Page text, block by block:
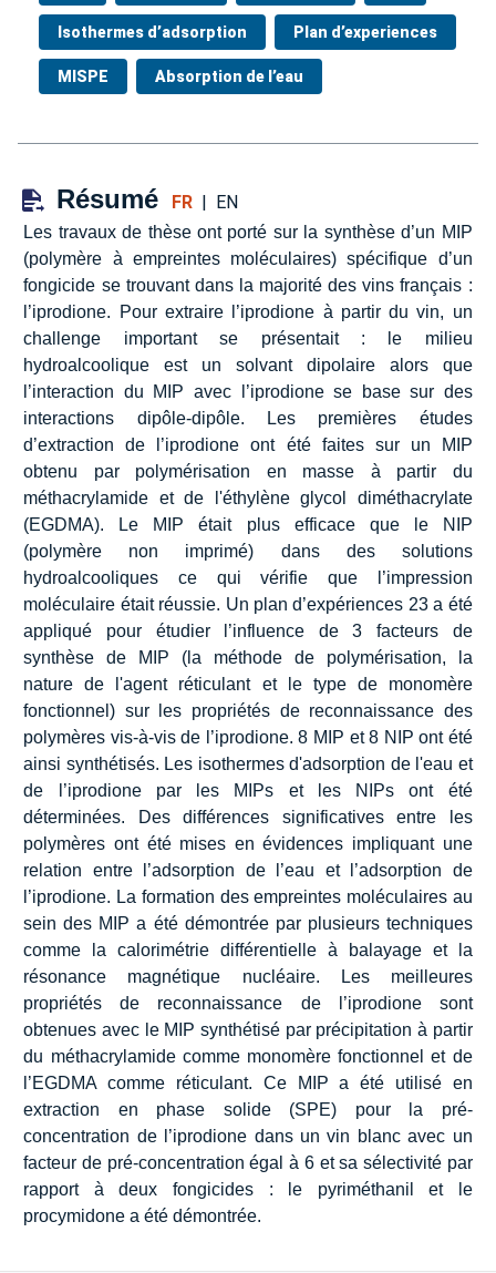
Isothermes d’adsorption Plan d’experiences
MISPE Absorption de l’eau
Résumé FR | EN
Les travaux de thèse ont porté sur la synthèse d’un MIP
(polymère à empreintes moléculaires) spécifique d’un
fongicide se trouvant dans la majorité des vins français :
l’iprodione. Pour extraire l’iprodione à partir du vin, un
challenge important se présentait : le milieu
hydroalcoolique est un solvant dipolaire alors que
l’interaction du MIP avec l’iprodione se base sur des
interactions dipôle-dipôle. Les premières études
d’extraction de l’iprodione ont été faites sur un MIP
obtenu par polymérisation en masse à partir du
méthacrylamide et de l'éthylène glycol diméthacrylate
(EGDMA). Le MIP était plus efficace que le NIP
(polymère non imprimé) dans des solutions
hydroalcooliques ce qui vérifie que l’impression
moléculaire était réussie. Un plan d’expériences 23 a été
appliqué pour étudier l’influence de 3 facteurs de
synthèse de MIP (la méthode de polymérisation, la
nature de l'agent réticulant et le type de monomère
fonctionnel) sur les propriétés de reconnaissance des
polymères vis-à-vis de l’iprodione. 8 MIP et 8 NIP ont été
ainsi synthétisés. Les isothermes d'adsorption de l'eau et
de l’iprodione par les MIPs et les NIPs ont été
déterminées. Des différences significatives entre les
polymères ont été mises en évidences impliquant une
relation entre l’adsorption de l’eau et l’adsorption de
l’iprodione. La formation des empreintes moléculaires au
sein des MIP a été démontrée par plusieurs techniques
comme la calorimétrie différentielle à balayage et la
résonance magnétique nucléaire. Les meilleures
propriétés de reconnaissance de l’iprodione sont
obtenues avec le MIP synthétisé par précipitation à partir
du méthacrylamide comme monomère fonctionnel et de
l’EGDMA comme réticulant. Ce MIP a été utilisé en
extraction en phase solide (SPE) pour la pré-
concentration de l’iprodione dans un vin blanc avec un
facteur de pré-concentration égal à 6 et sa sélectivité par
rapport à deux fongicides : le pyriméthanil et le
procymidone a été démontrée.